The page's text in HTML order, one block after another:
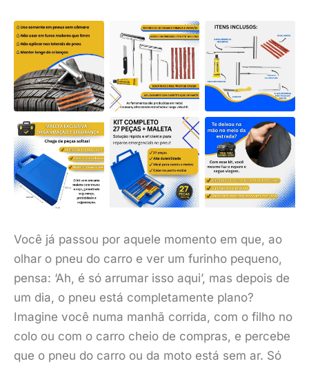
Você já passou por aquele momento em que, ao
olhar o pneu do carro e ver um furinho pequeno,
pensa: ‘Ah, é só arrumar isso aqui’, mas depois de
um dia, o pneu está completamente plano?
Imagine você numa manhã corrida, com o filho no
colo ou com o carro cheio de compras, e percebe
que o pneu do carro ou da moto está sem ar. Só